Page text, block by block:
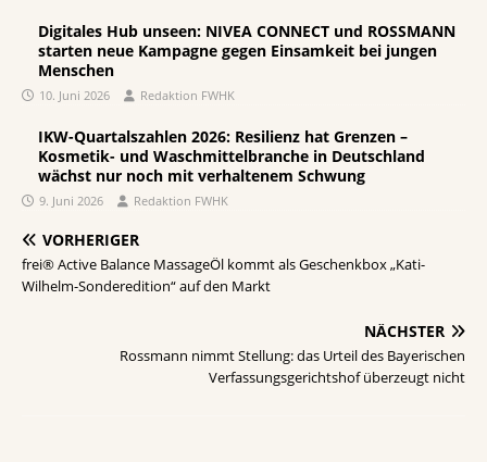
Digitales Hub unseen: NIVEA CONNECT und ROSSMANN
starten neue Kampagne gegen Einsamkeit bei jungen
Menschen
10. Juni 2026 Redaktion FWHK
IKW-Quartalszahlen 2026: Resilienz hat Grenzen –
Kosmetik- und Waschmittelbranche in Deutschland
wächst nur noch mit verhaltenem Schwung
9. Juni 2026 Redaktion FWHK
VORHERIGER
frei® Active Balance MassageÖl kommt als Geschenkbox „Kati-
Wilhelm-Sonderedition“ auf den Markt
NÄCHSTER
Rossmann nimmt Stellung: das Urteil des Bayerischen
Verfassungsgerichtshof überzeugt nicht